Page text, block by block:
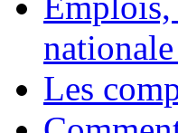
Les